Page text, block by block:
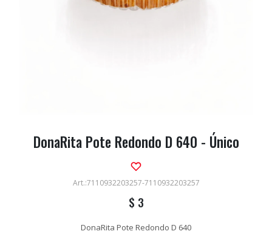
DonaRita Pote Redondo D 640 - Único
7110932203257-7110932203257
$ 3
DonaRita Pote Redondo D 640